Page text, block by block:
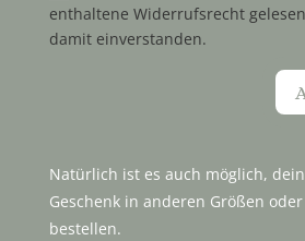
enthaltene Widerrufsrecht
damit einverstanden.
Natürlich ist es auch möglich,
Geschenk in anderen Größen
bestellen.